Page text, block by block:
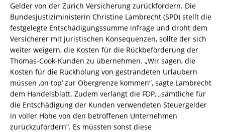
Gelder von der Zurich Versicherung zurückfordern. Die
Bundesjustiziministerin Christine Lambrecht (SPD) stellt die
festgelegte Entschädigungssumme infrage und droht dem
Versicherer mit juristischen Konsequenzen, sollte der sich
weiter weigern, die Kosten für die Rückbeförderung der
Thomas-Cook-Kunden zu übernehmen. „Wir sagen, die
Kosten für die Rückholung von gestrandeten Urlaubern
müssen ‚on top‘ zur Obergrenze kommen“, sagte Lambrecht
dem Handelsblatt. Zudem verlangt die FDP, „sämtliche für
die Entschädigung der Kunden verwendeten Steuergelder
in voller Höhe von den betroffenen Unternehmen
zurückzufordern“. Es müssten sonst diese